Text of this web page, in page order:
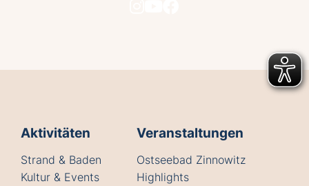
Aktivitäten
Strand & Baden
Kultur & Events
Veranstaltungen
Ostseebad Zinnowitz
Highlights